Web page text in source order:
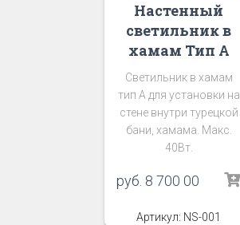
Настенный
светильник в
хамам Тип А
Светильник в хамам
тип А для установки на
стене внутри турецкой
бани, хамама. Макс.
40Вт.
руб. 8 700 00
Артикул: NS-001